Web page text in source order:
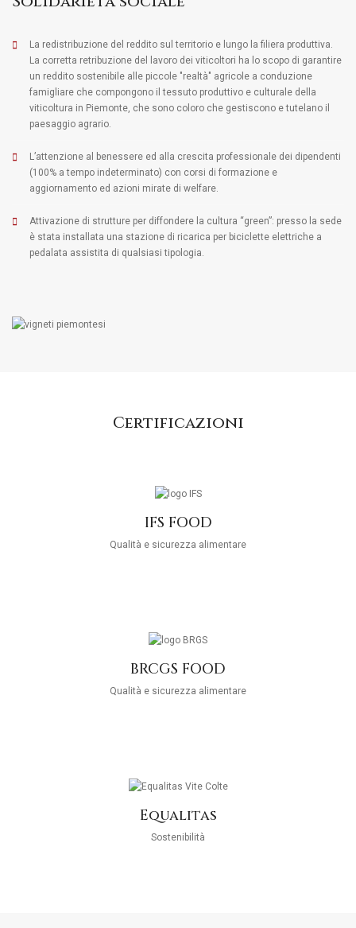
La redistribuzione del reddito sul territorio e lungo la filiera produttiva.
La corretta retribuzione del lavoro dei viticoltori ha lo scopo di garantire
un reddito sostenibile alle piccole "realtà" agricole a conduzione
famigliare che compongono il tessuto produttivo e culturale della
viticoltura in Piemonte, che sono coloro che gestiscono e tutelano il
paesaggio agrario.
L’attenzione al benessere ed alla crescita professionale dei dipendenti
(100% a tempo indeterminato) con corsi di formazione e
aggiornamento ed azioni mirate di welfare.
Attivazione di strutture per diffondere la cultura “green”: presso la sede
è stata installata una stazione di ricarica per biciclette elettriche a
pedalata assistita di qualsiasi tipologia.
Certificazioni
IFS FOOD
Qualità e sicurezza alimentare
BRCGS FOOD
Qualità e sicurezza alimentare
Equalitas
Sostenibilità